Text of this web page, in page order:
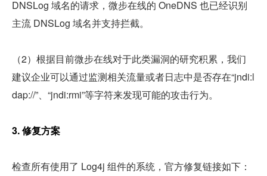
DNSLog 域名的请求，微步在线的 OneDNS 也已经识别
主流 DNSLog 域名并支持拦截。
（2）根据目前微步在线对于此类漏洞的研究积累，我们
建议企业可以通过监测相关流量或者日志中是否存在“jndi:l
dap://”、“jndi:rmi”等字符来发现可能的攻击行为。
3. 修复方案
检查所有使用了 Log4j 组件的系统，官方修复链接如下：